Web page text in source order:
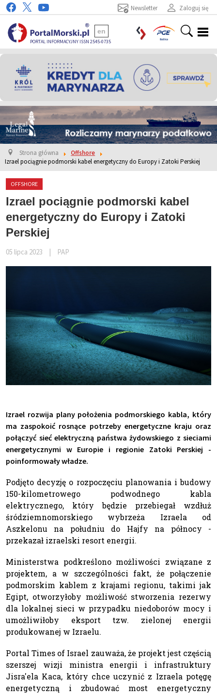
Zaloguj się
Newsletter
PORTAL INFORMACYJNY ISSN 2545-0735
en
Strona główna
Offshore
Izrael pociągnie podmorski kabel energetyczny do Europy i Zatoki Perskiej
OFFSHORE
Izrael pociągnie podmorski kabel
energetyczny do Europy i Zatoki
Perskiej
05 lipca 2023 PAP
Izrael rozwija plany położenia podmorskiego kabla, który
ma zaspokoić rosnące potrzeby energetyczne kraju oraz
połączyć sieć elektryczną państwa żydowskiego z sieciami
energetycznymi w Europie i regionie Zatoki Perskiej -
poinformowały władze.
Podjęto decyzję o rozpoczęciu planowania i budowy
150-kilometrowego podwodnego kabla
elektrycznego, który będzie przebiegał wzdłuż
śródziemnomorskiego wybrzeża Izraela od
Aszkelonu na południu do Hajfy na północy -
przekazał izraelski resort energii.
Ministerstwa podkreślono możliwości związane z
projektem, a w szczególności fakt, że połączenie
podmorskim kablem z krajami regionu, takimi jak
Egipt, otworzyłoby możliwość stworzenia rezerwy
dla lokalnej sieci w przypadku niedoborów mocy i
umożliwiłoby eksport tzw. zielonej energii
produkowanej w Izraelu.
Portal Times of Israel zauważa, że projekt jest częścią
szerszej wizji ministra energii i infrastruktury
Jisra'ela Kaca, który chce uczynić z Izraela potęgę
energetyczną i zbudować most energetyczny